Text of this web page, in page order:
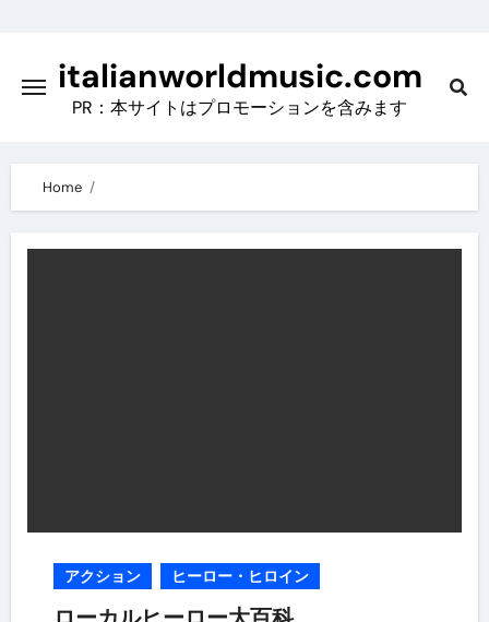
contentitalianworldmusic.com
PR：本サイトはプロモーションを含みます
Home
アクション ヒーロー・ヒロイン